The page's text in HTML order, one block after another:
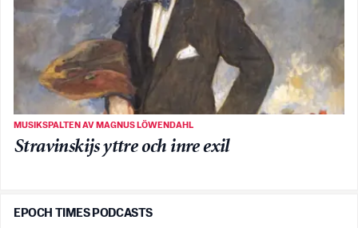
MUSIKSPALTEN AV MAGNUS LÖWENDAHL
Stravinskijs yttre och inre exil
EPOCH TIMES PODCASTS